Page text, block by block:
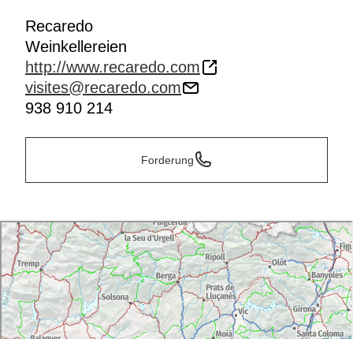
Recaredo
Weinkellereien
http://www.recaredo.com
visites@recaredo.com
938 910 214
Forderung